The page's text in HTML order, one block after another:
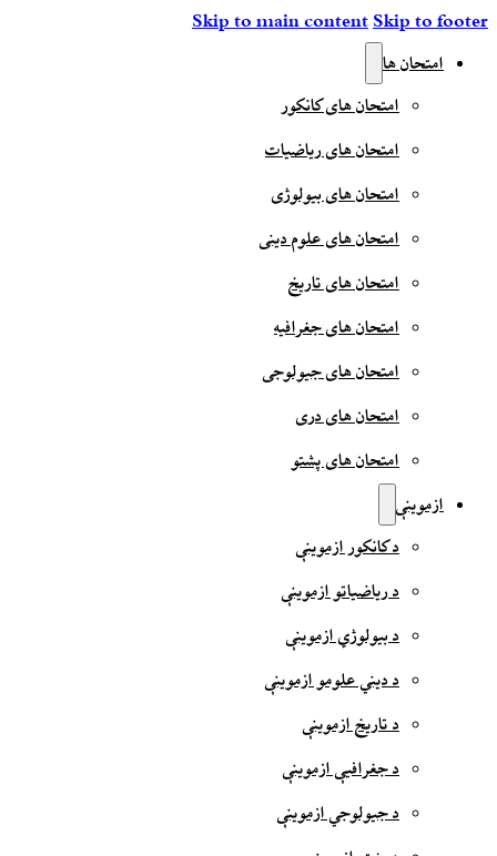
Skip to main contentSkip to footer
امتحان ها
امتحان های کانکور
امتحان های ریاضیات
امتحان های بیولوژی
امتحان های علوم دینی
امتحان های تاریخ
امتحان های جغرافیه
امتحان های جیولوجی
امتحان های دری
امتحان های پشتو
ازموینې
د کانکور ازموینې
د ریاضیاتو ازموینې
د بیولوژي ازموینې
د دیني علومو ازموینې
د تاریخ ازموینې
د جغرافیې ازموینې
د جیولوجي ازموینې